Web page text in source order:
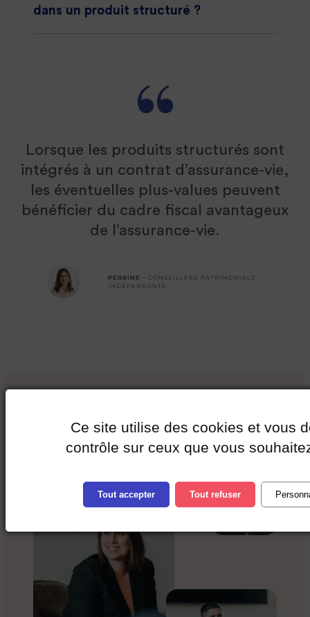
dans un produit structuré ?
Lorsque les produits structurés sont
intégrés à un contrat d’assurance-vie,
les éventuelles plus-values peuvent
bénéficier du cadre fiscal avantageux
de l’assurance-vie.
PERRINE
– CONSEILLERE PATRIMONIALE
INDÉPENDANTE
Ce site utilise des cookies et vous
contrôle sur ceux que vous
Tout accepter Tout refuser